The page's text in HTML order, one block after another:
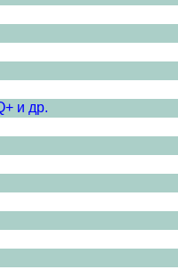
и др.